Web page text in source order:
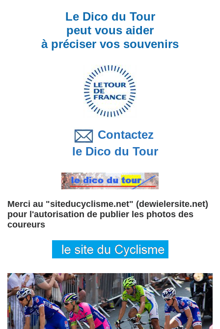
Le Dico du Tour
peut vous aider
à préciser vos souvenirs
Contactez
le Dico du Tour
Merci au "siteducyclisme.net" (dewielersite.net)
pour l'autorisation de publier les photos des
coureurs